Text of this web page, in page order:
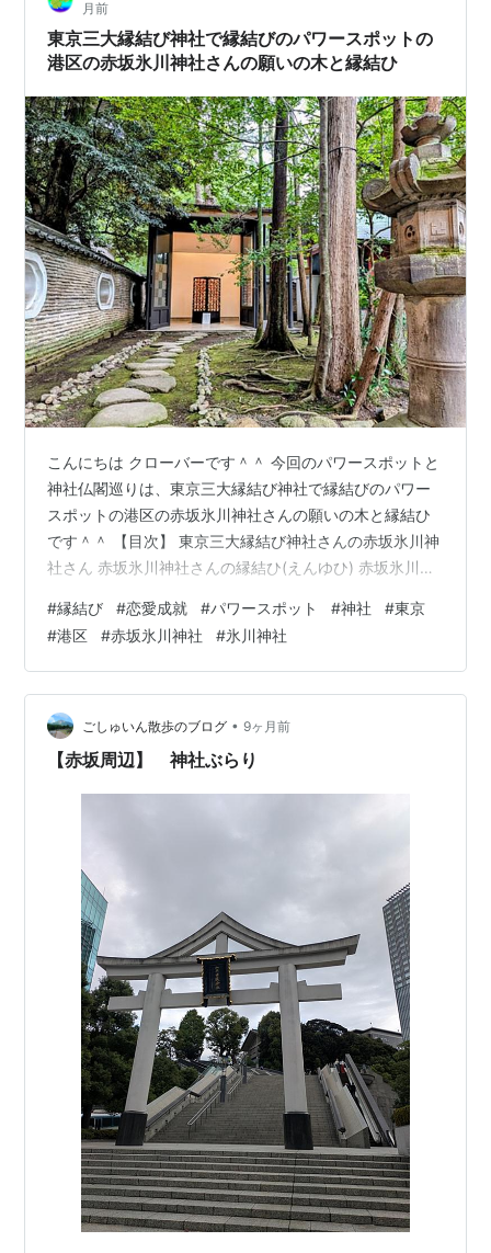
たが、全然違った。 ヒカワ神社の名称の由来は、出雲国
の簸川（ひかわ）から…
月前
東京三大縁結び神社で縁結びのパワースポットの
港区の赤坂氷川神社さんの願いの木と縁結ひ
こんにちは クローバーです＾＾ 今回のパワースポットと
神社仏閣巡りは、東京三大縁結び神社で縁結びのパワー
スポットの港区の赤坂氷川神社さんの願いの木と縁結ひ
です＾＾ 【目次】 東京三大縁結び神社さんの赤坂氷川神
社さん 赤坂氷川神社さんの縁結ひ(えんゆひ) 赤坂氷川神
さん周辺地図 東京三大縁結び神社さんの赤坂氷川神社さ
ん 赤坂氷川神社さんの創建は古く、西暦９５１(天暦５)
年に現在の赤坂４丁目付近に創建されたのが始まりと言
われている１０００年以上の歴史のある神社さんで「東
京十社」の一社として格式高い神社さんです。 そして、
赤坂氷川神社さんの大きな…
#縁結び #恋愛成就 #パワースポット #神社 #東京
#港区 #赤坂氷川神社 #氷川神社
ごしゅいん散歩のブログ • 9ヶ月前
【赤坂周辺】 神社ぶらり